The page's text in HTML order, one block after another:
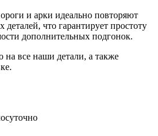
и арки идеально повторяют
что гарантирует простоту
дополнительных подгонок.
все наши детали, а также